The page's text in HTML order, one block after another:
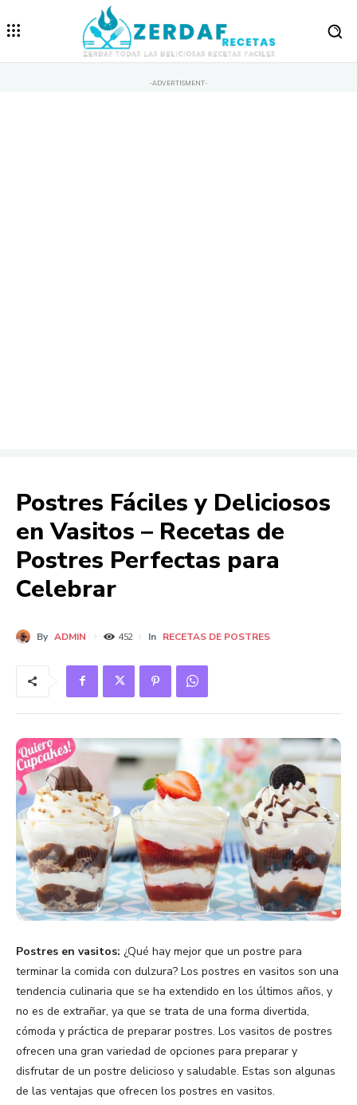
-ADVERTISMENT-
Postres Fáciles y Deliciosos
en Vasitos – Recetas de
Postres Perfectas para
Celebrar
By ADMIN 452 In RECETAS DE POSTRES
Postres en vasitos: ¿Qué hay mejor que un postre para
terminar la comida con dulzura? Los postres en vasitos son una
tendencia culinaria que se ha extendido en los últimos años, y
no es de extrañar, ya que se trata de una forma divertida,
cómoda y práctica de preparar postres. Los vasitos de postres
ofrecen una gran variedad de opciones para preparar y
disfrutar de un postre delicioso y saludable. Estas son algunas
de las ventajas que ofrecen los postres en vasitos.